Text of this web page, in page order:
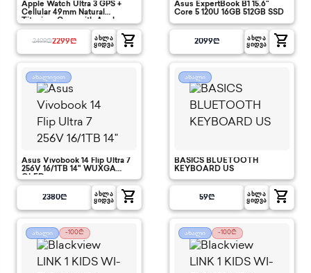
Apple Watch Ultra 3 GPS +
Cellular 49mm Natural
2499₾2299₾
ᲐᲮᲚᲐ
ᲧᲘᲓᲕᲐ
shopping_cart
Asus ExpertBook B1 15.6"
Core 5 120U 16GB 512GB SSD
2099₾
ᲐᲮᲚᲐ
ᲧᲘᲓᲕᲐ
shopping_cart
ახალივით
Asus Vivobook 14 Flip Ultra 7
256V 16/1TB 14" WUXGA
2380₾
ᲐᲮᲚᲐ
ᲧᲘᲓᲕᲐ
shopping_cart
ახალი
BASICS BLUETOOTH
KEYBOARD US
59₾
ᲐᲮᲚᲐ
ᲧᲘᲓᲕᲐ
shopping_cart
ახალი -100₾ ახალი -100₾